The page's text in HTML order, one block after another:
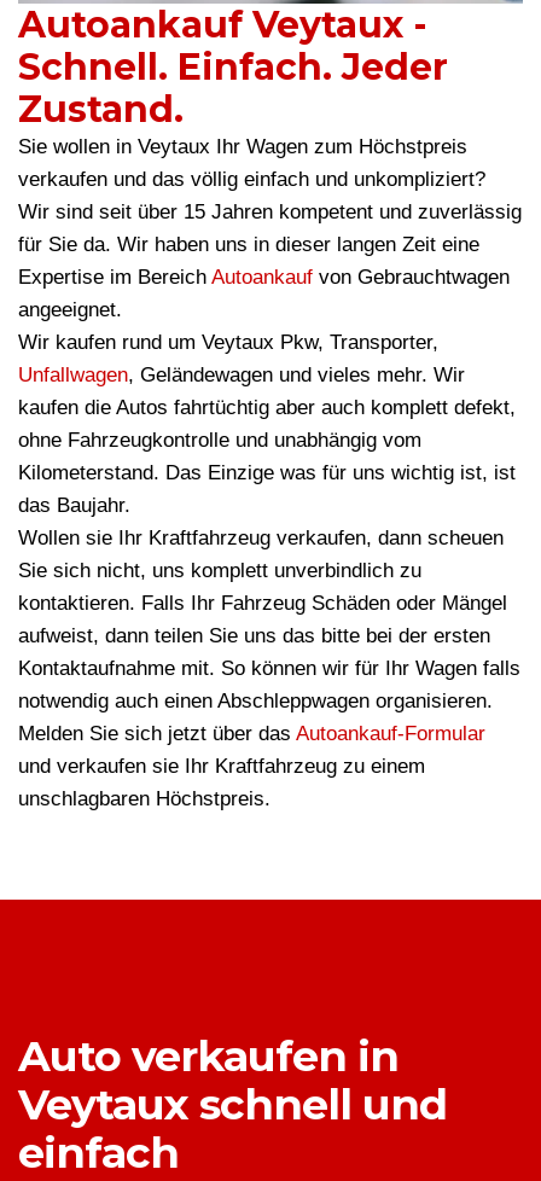
Autoankauf Veytaux -
Schnell. Einfach. Jeder
Zustand.
Sie wollen in Veytaux Ihr Wagen zum Höchstpreis
verkaufen und das völlig einfach und unkompliziert?
Wir sind seit über 15 Jahren kompetent und zuverlässig
für Sie da. Wir haben uns in dieser langen Zeit eine
Expertise im Bereich Autoankauf von Gebrauchtwagen
angeeignet.
Wir kaufen rund um Veytaux Pkw, Transporter,
Unfallwagen, Geländewagen und vieles mehr. Wir
kaufen die Autos fahrtüchtig aber auch komplett defekt,
ohne Fahrzeugkontrolle und unabhängig vom
Kilometerstand. Das Einzige was für uns wichtig ist, ist
das Baujahr.
Wollen sie Ihr Kraftfahrzeug verkaufen, dann scheuen
Sie sich nicht, uns komplett unverbindlich zu
kontaktieren. Falls Ihr Fahrzeug Schäden oder Mängel
aufweist, dann teilen Sie uns das bitte bei der ersten
Kontaktaufnahme mit. So können wir für Ihr Wagen falls
notwendig auch einen Abschleppwagen organisieren.
Melden Sie sich jetzt über das Autoankauf-Formular
und verkaufen sie Ihr Kraftfahrzeug zu einem
unschlagbaren Höchstpreis.
Auto verkaufen in
Veytaux schnell und
einfach